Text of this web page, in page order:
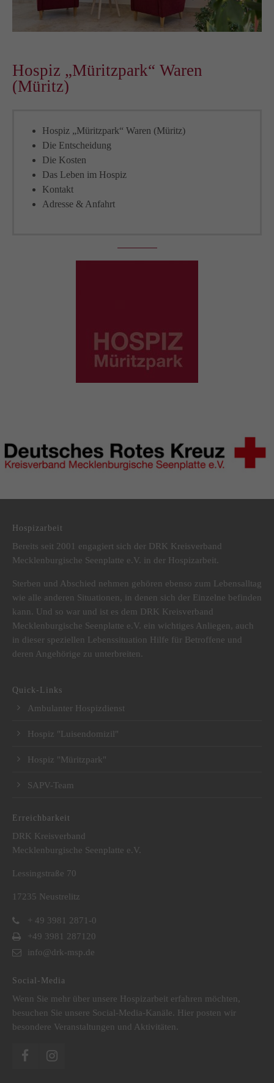
Hospiz „Müritzpark“ Waren
(Müritz)
Hospiz „Müritzpark“ Waren (Müritz)
Die Entscheidung
Die Kosten
Das Leben im Hospiz
Kontakt
Adresse & Anfahrt
Hospizarbeit
Bereits seit 2001 engagiert sich der DRK Kreisverband
Mecklenburgische Seenplatte e.V. in der Hospizarbeit.
Sterben und Abschied nehmen gehören ebenso zum Lebensalltag
wie alle anderen Situationen, in denen sich der Einzelne befinden
kann. Und so war und ist es dem DRK Kreisverband
Mecklenburgische Seenplatte e.V. ein wichtiges Anliegen, auch
in dieser speziellen Lebenssituation Hilfe für Betroffene und
deren Angehörige zu unterbreiten.
Quick-Links
Ambulanter Hospizdienst
Hospiz "Luisendomizil"
Hospiz "Müritzpark"
SAPV-Team
Erreichbarkeit
DRK Kreisverband
Mecklenburgische Seenplatte e.V.
Lessingstraße 70
17235 Neustrelitz
+ 49 3981 2871-0
+49 3981 287120
info@drk-msp.de
Social-Media
Wenn Sie mehr über unsere Hospizarbeit erfahren möchten,
besuchen Sie unsere Social-Media-Kanäle. Hier posten wir
besondere Veranstaltungen und Aktivitäten.